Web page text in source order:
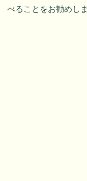
べることをお勧めしま